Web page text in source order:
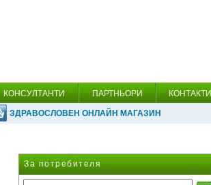
КОНСУЛТАНТИ ПАРТНЬОРИ КОНТАКТИ
ЗДРАВОСЛОВЕН ОНЛАЙН МАГАЗИН
За потребителя